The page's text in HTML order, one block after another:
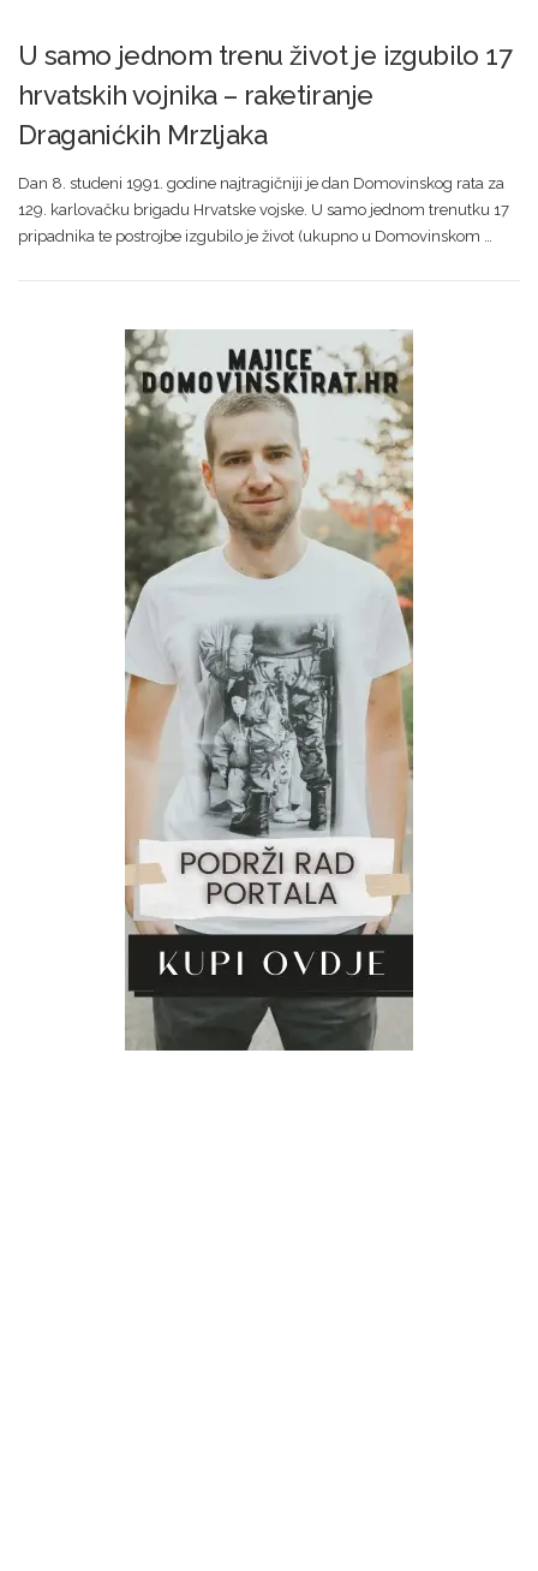
U samo jednom trenu život je izgubilo 17
hrvatskih vojnika – raketiranje
Draganićkih Mrzljaka
Dan 8. studeni 1991. godine najtragičniji je dan Domovinskog rata za
129. karlovačku brigadu Hrvatske vojske. U samo jednom trenutku 17
pripadnika te postrojbe izgubilo je život (ukupno u Domovinskom …